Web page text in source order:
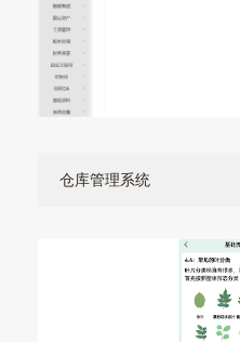
仓库管理系统